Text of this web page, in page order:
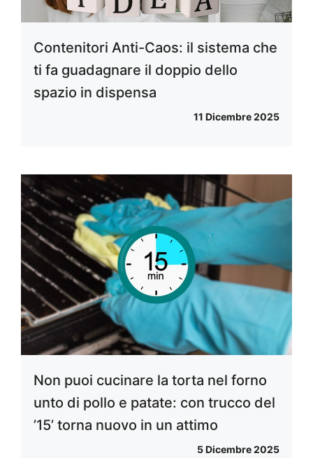
Contenitori Anti-Caos: il sistema che
ti fa guadagnare il doppio dello
spazio in dispensa
11 Dicembre 2025
Non puoi cucinare la torta nel forno
unto di pollo e patate: con trucco del
’15’ torna nuovo in un attimo
5 Dicembre 2025